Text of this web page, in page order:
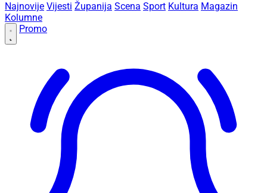
Najnovije Vijesti Županija Scena Sport Kultura Magazin
Kolumne
Promo